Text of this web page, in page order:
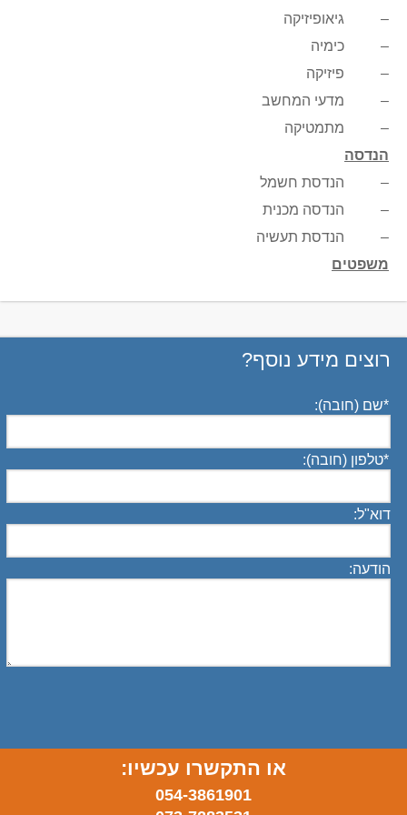
– גיאופיזיקה
– כימיה
– פיזיקה
– מדעי המחשב
– מתמטיקה
הנדסה
– הנדסת חשמל
– הנדסה מכנית
– הנדסת תעשיה
משפטים
רוצים מידע נוסף?
שם (חובה):*
טלפון (חובה):*
דוא"ל:
הודעה:
או התקשרו עכשיו:
054-3861901